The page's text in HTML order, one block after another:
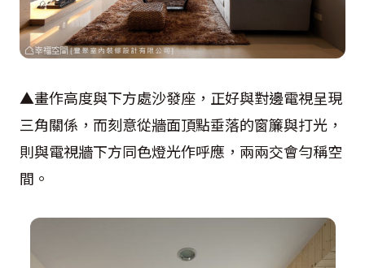
▲畫作高度與下方處沙發座，正好與對邊電視呈現
三角關係，而刻意從牆面頂點垂落的窗簾與打光，
則與電視牆下方同色燈光作呼應，兩兩交會勻稱空
間。